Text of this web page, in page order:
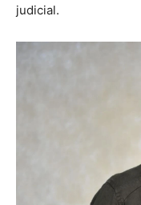
judicial.